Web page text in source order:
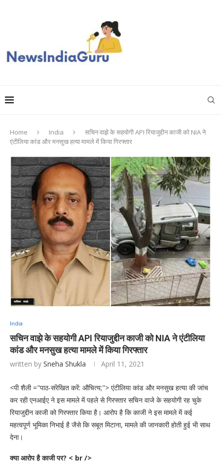
Home India
सचिन वाझे के सहयोगी API रियाजुद्दीन काजी को NIA ने
एंटीलिया कांड और मनसुख हत्या मामले में किया गिरफ्तार
India
सचिन वाझे के सहयोगी API रियाजुद्दीन काजी को NIA ने एंटीलिया
कांड और मनसुख हत्या मामले में किया गिरफ्तार
written by Sneha Shukla April 11, 2021
<पी शैली ="पाठ-संरेखित करें: औचित्य;"> एंटीलिया कांड और मनसुख हत्या की जांच
कर रही एनआईए ने इस मामले में पहले से गिरफ्तार सचिन वाजे के सहयोगी रह चुके
रियाजुद्दीन काजी को गिरफ्तार किया है। आरोप है कि काजी ने इस मामले में कई
महत्वपूर्ण भूमिका निभाई है जैसे कि सबूत मिटाना, मामले की जानकारी होती हुई भी साथ
देना।
क्या आरोप है काजी पर? < br />